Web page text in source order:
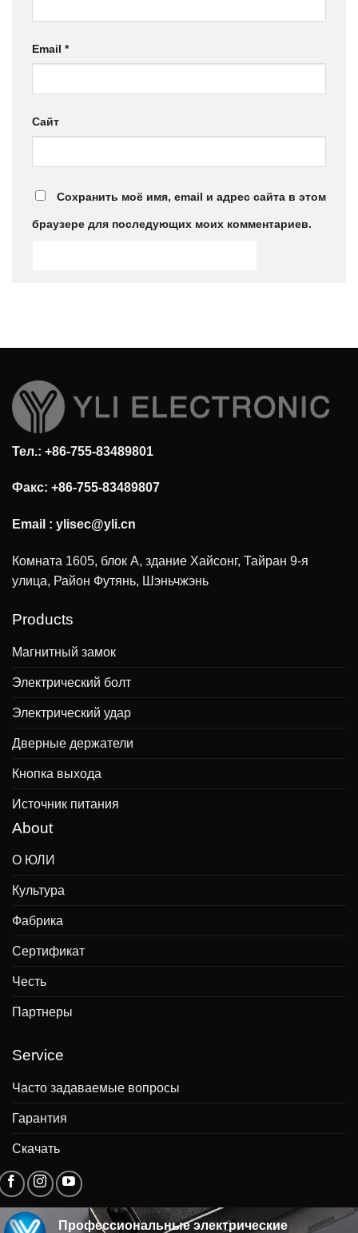
Email *
Сайт
Сохранить моё имя, email и адрес сайта в этом
браузере для последующих моих комментариев.
Тел.: +86-755-83489801
Факс: +86-755-83489807
Email : ylisec@yli.cn
Комната 1605, блок А, здание Хайсонг, Тайран 9-я
улица, Район Футянь, Шэньчжэнь
Products
Магнитный замок
Электрический болт
Электрический удар
Дверные держатели
Кнопка выхода
Источник питания
About
О ЮЛИ
Культура
Фабрика
Сертификат
Честь
Партнеры
Service
Часто задаваемые вопросы
Гарантия
Скачать
Профессиональные электрические